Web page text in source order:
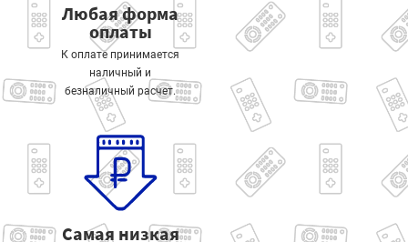
Любая форма
оплаты
К оплате принимается
наличный и
безналичный расчет.
Самая низкая